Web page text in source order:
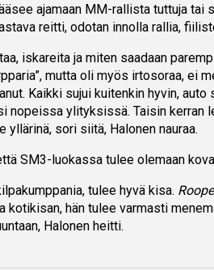
ajamaan MM-rallista tuttuja tai
reitti, odotan innolla rallia,
iskareita ja miten saadaan
mutta oli myös irtosoraa, ei
Kaikki sujui kuitenkin hyvin, auto
nopeissa ylityksissä. Taisin kerran
yllärinä, sori siitä, Halonen nauraa.
SM3-luokassa tulee olemaan
tulee hyvä kisa.
kotikisan, hän tulee varmasti
Halonen heitti.